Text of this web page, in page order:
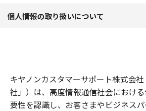
個人情
個人情報の取り扱いについて
キヤノンカスタマーサポート株式会
社」）は、高度情報通信社会におけ
要性を認識し、お客さまやビジネス